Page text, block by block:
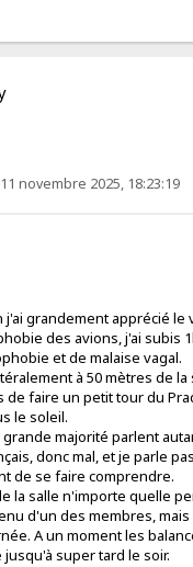
novembre 2025, 18:23:19
j'ai grandement apprécié le
des avions, j'ai subis
et de malaise vagal.
à 50 mètres de la
de faire un petit tour du
le soleil.
majorité parlent
donc mal, et je parle
de se faire comprendre.
la salle n'importe quelle
d'un des membres,
A un moment les
super tard le soir.